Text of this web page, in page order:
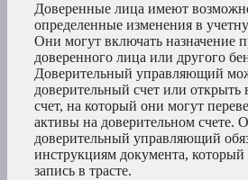
Доверенные лица имеют
определенные изменения в
Они могут включать назначение
доверенного лица или другого
Доверительный управляющий
доверительный счет или открыть
счет, на который они могут
активы на доверительном счете.
доверительный управляющий
инструкциям документа,
запись в трасте.